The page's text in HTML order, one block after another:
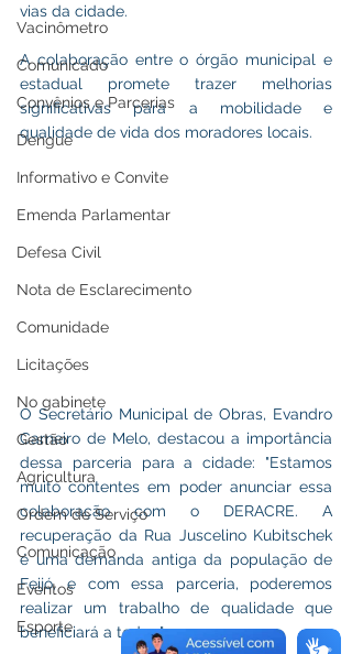
Vacinômetro
Comunicado
Convênios e Parcerias
Dengue
Informativo e Convite
Emenda Parlamentar
Defesa Civil
Nota de Esclarecimento
Comunidade
Licitações
No gabinete
Gestão
Agricultura
Ordem de Serviço
Comunicação
Eventos
Esporte
vias da cidade.
A colaboração entre o órgão municipal e
estadual promete trazer melhorias
significativas para a mobilidade e
qualidade de vida dos moradores locais.
O Secretário Municipal de Obras, Evandro
Carneiro de Melo, destacou a importância
dessa parceria para a cidade: "Estamos
muito contentes em poder anunciar essa
colaboração com o DERACRE. A
recuperação da Rua Juscelino Kubitschek
é uma demanda antiga da população de
Feijó, e com essa parceria, poderemos
realizar um trabalho de qualidade que
beneficiará a todos."